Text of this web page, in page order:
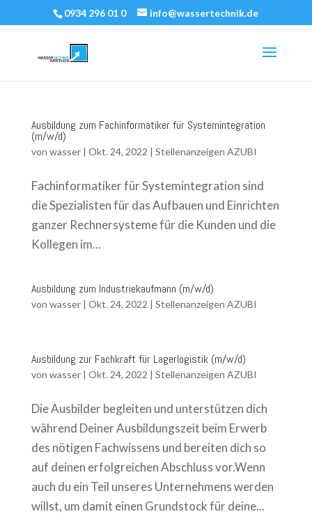
0934 296 01 0 info@wassertechnik.de
Ausbildung zum Fachinformatiker für Systemintegration
(m/w/d)
von wasser| Okt. 24, 2022 | Stellenanzeigen AZUBI
Fachinformatiker für Systemintegration sind
die Spezialisten für das Aufbauen und Einrichten
ganzer Rechnersysteme für die Kunden und die
Kollegen im...
Ausbildung zum Industriekaufmann (m/w/d)
von wasser| Okt. 24, 2022 | Stellenanzeigen AZUBI
Ausbildung zur Fachkraft für Lagerlogistik (m/w/d)
von wasser| Okt. 24, 2022 | Stellenanzeigen AZUBI
Die Ausbilder begleiten und unterstützen dich
während Deiner Ausbildungszeit beim Erwerb
des nötigen Fachwissens und bereiten dich so
auf deinen erfolgreichen Abschluss vor.Wenn
auch du ein Teil unseres Unternehmens werden
willst, um damit einen Grundstock für deine...